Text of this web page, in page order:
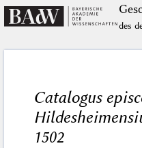
des
Catalogus
1502